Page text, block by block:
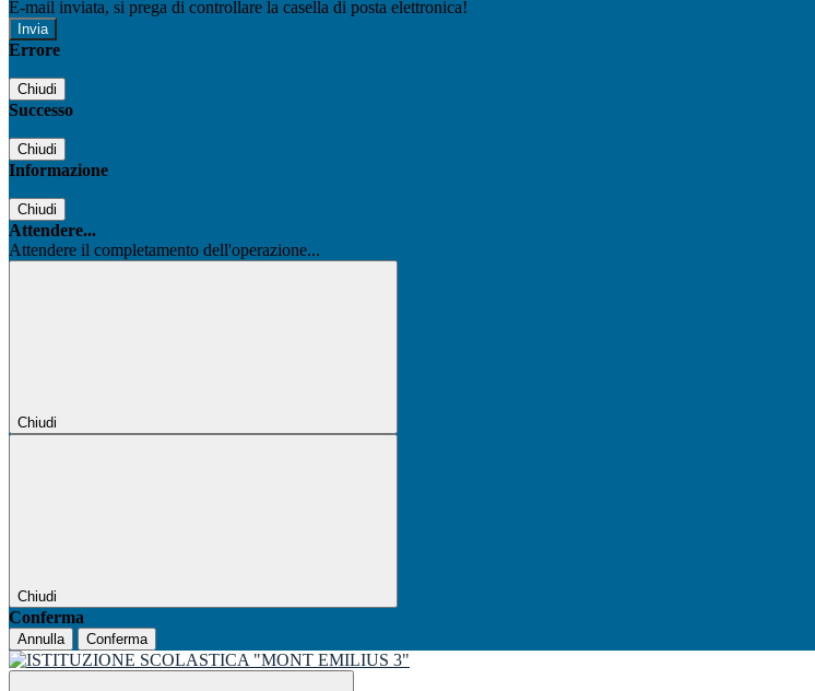
E-mail inviata, si prega di controllare la casella di posta elettronica!
Errore
Chiudi
Successo
Chiudi
Informazione
Chiudi
Attendere...
Attendere il completamento dell'operazione...
Chiudi
Chiudi
Conferma
Annulla Conferma